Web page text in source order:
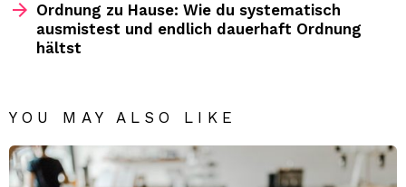
Ordnung zu Hause: Wie du systematisch
ausmistest und endlich dauerhaft Ordnung
hältst
YOU MAY ALSO LIKE